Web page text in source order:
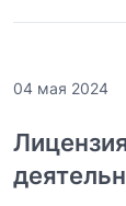
04 мая 2024